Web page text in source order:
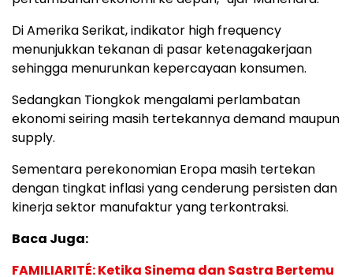
Di Amerika Serikat, indikator high frequency
menunjukkan tekanan di pasar ketenagakerjaan
sehingga menurunkan kepercayaan konsumen.
Sedangkan Tiongkok mengalami perlambatan
ekonomi seiring masih tertekannya demand maupun
supply.
Sementara perekonomian Eropa masih tertekan
dengan tingkat inflasi yang cenderung persisten dan
kinerja sektor manufaktur yang terkontraksi.
Baca Juga:
FAMILIARITÉ: Ketika Sinema dan Sastra Bertemu